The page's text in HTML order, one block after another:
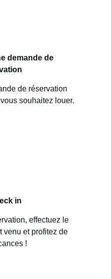
demande de
de réservation
souhaitez louer.
in
effectuez le
venu et profitez de
!